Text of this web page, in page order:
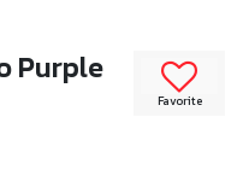
Favorite
Purple